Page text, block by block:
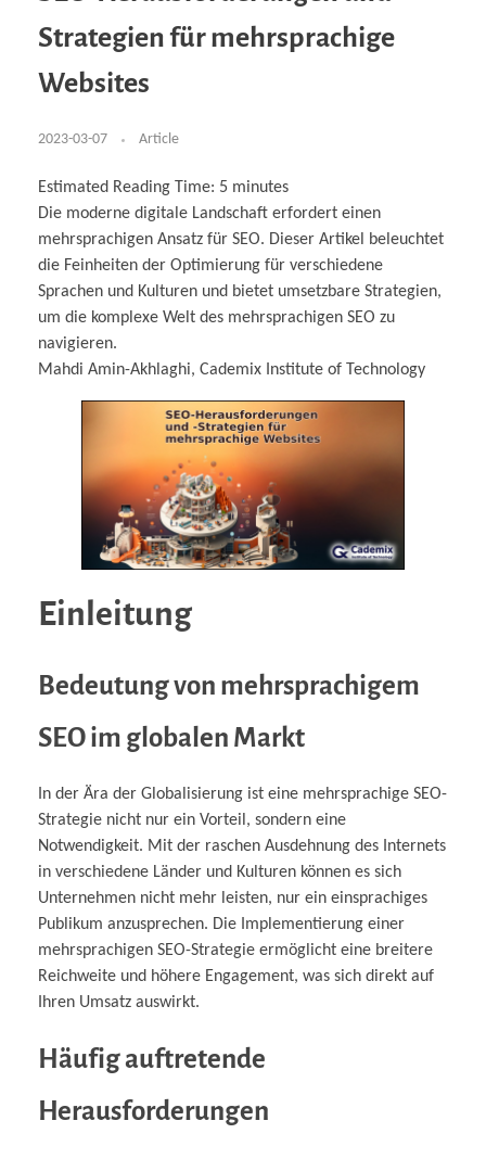
Acoustics & Noise Reduction Materials
Learning
Computer Assisted Mechatronics &
Robotics
Industrial Software Eng.
Management
Computer Aided Education & Modern
Digital Film Production
Computer Aided Interior Design
Rendering Services
For Interior Design &
Architecture
EU Market Exploration for Startups & Scaleups
Exchange Programs Faculty & Internships
Buddy Program
How to Become Cademix Representative or
Cademix Magazine
Virtual Tour
Virtual Tour & Gallery
About
Contact us
Impressum
Privacy Policy
AGB: Terms and Conditions
Payment Plan & Discounts Policy
Cademix Payment Plans
Member Evaluation Criteria
Strategien für mehrsprachige
Websites
2023-03-07 Article
Estimated Reading Time: 5 minutes
Die moderne digitale Landschaft erfordert einen
mehrsprachigen Ansatz für SEO. Dieser Artikel beleuchtet
die Feinheiten der Optimierung für verschiedene
Sprachen und Kulturen und bietet umsetzbare Strategien,
um die komplexe Welt des mehrsprachigen SEO zu
navigieren.
Mahdi Amin-Akhlaghi, Cademix Institute of Technology
Einleitung
Bedeutung von mehrsprachigem
SEO im globalen Markt
In der Ära der Globalisierung ist eine mehrsprachige SEO-
Strategie nicht nur ein Vorteil, sondern eine
Notwendigkeit. Mit der raschen Ausdehnung des Internets
in verschiedene Länder und Kulturen können es sich
Unternehmen nicht mehr leisten, nur ein einsprachiges
Publikum anzusprechen. Die Implementierung einer
mehrsprachigen SEO-Strategie ermöglicht eine breitere
Reichweite und höhere Engagement, was sich direkt auf
Ihren Umsatz auswirkt.
Häufig auftretende
Herausforderungen